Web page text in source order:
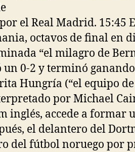
el Real Madrid. 15:45
octavos de final en
“el milagro de
0-2 y terminó
Hungría (“el equipo de
por Michael
inglés, accede a formar
el delantero del
del fútbol noruego por